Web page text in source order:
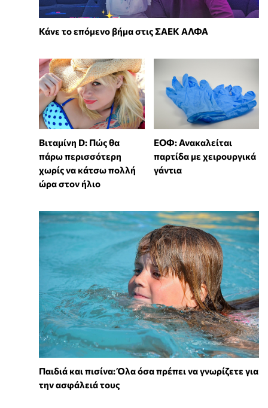
Κάνε το επόμενο βήμα στις ΣΑΕΚ ΑΛΦΑ
Βιταμίνη D: Πώς θα
πάρω περισσότερη
χωρίς να κάτσω πολλή
ώρα στον ήλιο
ΕΟΦ: Ανακαλείται
παρτίδα με χειρουργικά
γάντια
Παιδιά και πισίνα: Όλα όσα πρέπει να γνωρίζετε για
την ασφάλειά τους